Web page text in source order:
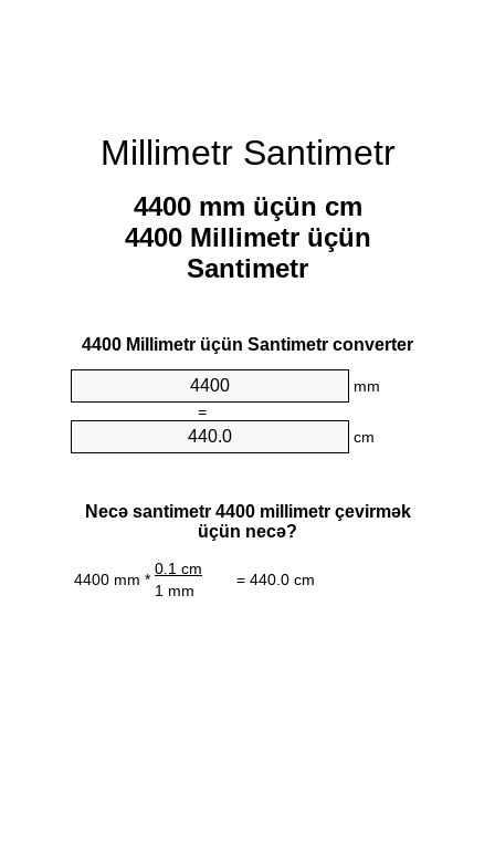
Millimetr Santimetr
4400 mm üçün cm
4400 Millimetr üçün
Santimetr
4400 Millimetr üçün Santimetr converter
mm
=
cm
Necə santimetr 4400 millimetr çevirmək
üçün necə?
4400 mm *
0.1 cm
= 440.0 cm
1 mm